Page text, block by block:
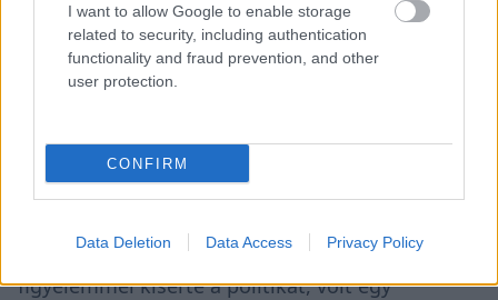
I want to allow Google to enable storage
related to security, including authentication
functionality and fraud prevention, and other
user protection.
CONFIRM
Data Deletion Data Access Privacy Policy
mondanánk rá, hogy hét vagy nyolcszoros
világbajnok, és ő lenne az az etalon, ami
manapság Schumacher.” – tette hozzá.
Berger pedig arra is kitért, hogy napjainkban mit
csinálna az egykori társa.
„Brazília elnöke lenne most. Akkoriban mindig
figyelemmel kísérte a politikát, volt egy